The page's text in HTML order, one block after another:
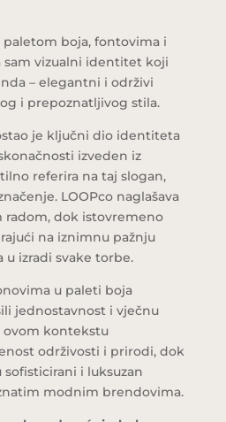
paletom boja, fontovima i
vizualni identitet koji
– elegantni i održivi
i prepoznatljivog stila.
je ključni dio identiteta
izveden iz
referira na taj slogan,
LOOPco naglašava
radom, dok istovremeno
na iznimnu pažnju
izradi svake torbe.
u paleti boja
jednostavnost i vječnu
ovom kontekstu
održivosti i prirodi, dok
i luksuzan
modnim brendovima.